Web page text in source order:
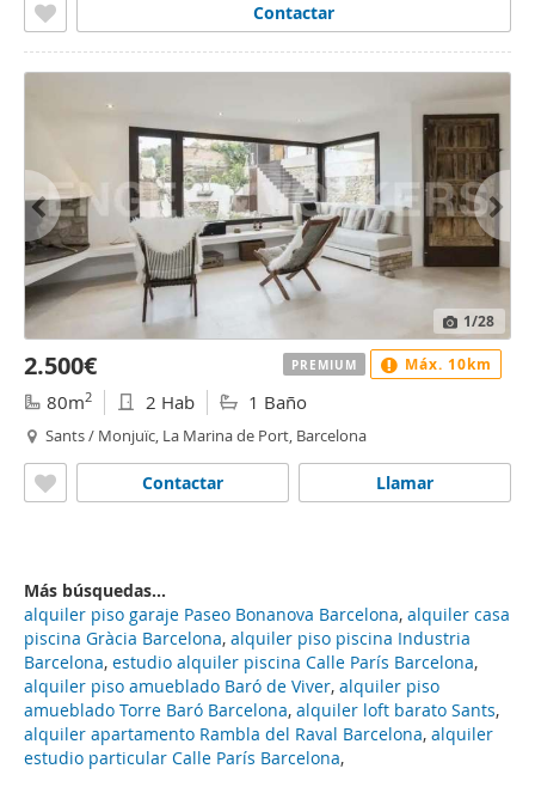
Contactar
1/28
2.500€
80m2 2 Hab 1 Baño
Sants / Monjuïc, La Marina de Port, Barcelona
Llamar
Contactar
PREMIUM Máx. 10km
Más búsquedas...
alquiler piso garaje Paseo Bonanova Barcelona, alquiler casa
piscina Gràcia Barcelona, alquiler piso piscina Industria
Barcelona, estudio alquiler piscina Calle París Barcelona,
alquiler piso amueblado Baró de Viver, alquiler piso
amueblado Torre Baró Barcelona, alquiler loft barato Sants,
alquiler apartamento Rambla del Raval Barcelona, alquiler
estudio particular Calle París Barcelona,